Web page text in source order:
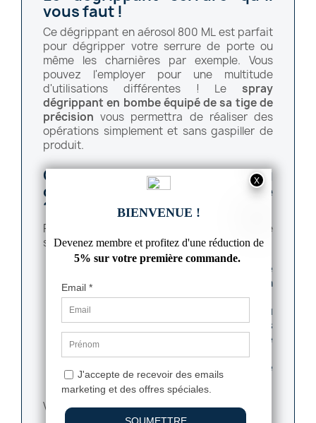
vous faut !
Ce dégrippant en aérosol 800 ML est parfait
pour dégripper votre serrure de porte ou
même les charnières par exemple. Vous
pouvez l'employer pour une multitude
d'utilisations différentes ! Le spray
dégrippant en bombe équipé de sa tige de
précision vous permettra de réaliser des
opérations simplement et sans gaspiller de
produit.
Comment appliquer du
dégrippant dans votre serrure
?
Pour
il convient de
suivre 3 étapes :
Injecter du spray dégrippant à l'aide
de la tige de précision au centre de la
fente de la clé.
Insérer la clé à l'intérieur du
mécanisme et tourner plusieurs fois
la serrure afin que le produit puisse
circuler sur toutes les pièces
Sécher les extrémités de votre
serrure à l'aide d'un chiffon.
Votre serrure est désormais opérationnelle !